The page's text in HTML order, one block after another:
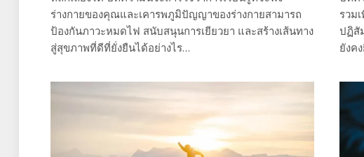
ร่างกายของคุณและเคารพภูมิปัญญาของร่างกายสามารถ
ป้องกันภาวะหมดไฟ สนับสนุนการเยียวยา และสร้างเส้นทาง
สู่สุขภาพที่ดีที่ยั่งยืนได้อย่างไร…
รวม
ปฏิสั
ยังค